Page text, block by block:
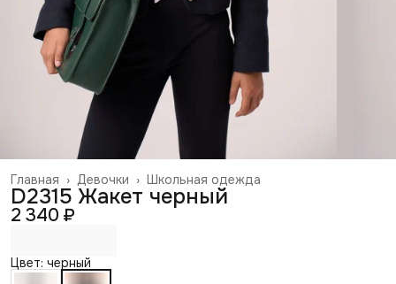
Школьная одежда
Девочки ›
Главная ›
D2315 Жакет черный
2 340 ₽
Цвет: черный